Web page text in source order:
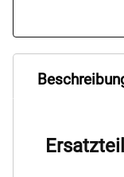
Ersatzteil